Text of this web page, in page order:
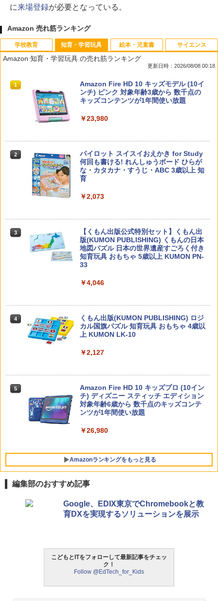
に来場登録が必要となっている。
Amazon 売れ筋ランキング
学校教育
1 教育者のためのコーチング入門
￥2,530
2 先生のためのGoogle AI完全攻略図鑑
￥-
カウンセリングとは何か 変化するという
こと (講談社現代新書 2787)
￥1,540
￥2,200
￥1,430
知育・学習玩具
Amazon 知育・学習玩具 の売れ筋ランキング
更新日時：2026/08/08 00:18
1
Amazon Fire HD 10 キッズモデル (10イ
ンチ) ピンク 対象年齢3歳から 数千点の
キッズコンテンツが1年間使い放題
￥23,980
2
パイロット スイスイおえかき for Study
何回も書ける! れんしゅうボード ひらが
な・カタカナ・すうじ・ABC 3歳以上 知
育
￥2,073
3
【くもん出版公式特別セット】くもん出
版(KUMON PUBLISHING) くもんの日本
地図パズル 日本の世界遺産すごろく付き
知育玩具 おもちゃ 5歳以上 KUMON PN-
33
￥4,046
4
くもん出版(KUMON PUBLISHING) ロジ
カル国旗パズル 知育玩具 おもちゃ 4歳以
上 KUMON LK-10
￥2,127
5
Amazon Fire HD 10 キッズプロ (10イン
チ) ディズニー スティッチ エディション
対象年齢6歳から 数千点のキッズコンテ
ンツが1年間使い放題
￥26,980
Amazonランキングをもっと見る
絵本・児童書
タッチペンで音が聞ける!はじめてずかん
1000 英語つき ([バラエティ])
中学英語をもう一度ひとつひとつわかり
やすく。改訂版
サイエンス
ThinkFun ボードゲーム 「サーキット・
メイズ」 配線回路をプログラミングする
日本語説明書付 8歳~ 76341 誕生日 クリ
編集部のおすすめ記事
Google、EDIX東京でChromebookと教
育DXを実現するソリューションを展示
こどもとITをフォローして最新記事をチェッ
ク！
Follow @EdTech_for_Kids